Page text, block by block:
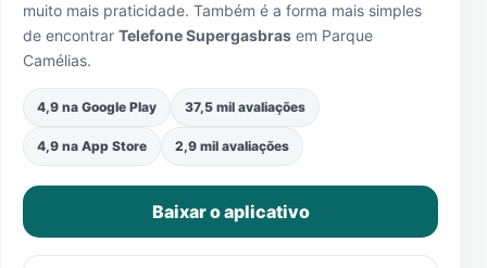
muito mais praticidade. Também é a forma mais simples
de encontrar Telefone Supergasbras em Parque
Camélias.
4,9 na Google Play 37,5 mil avaliações
4,9 na App Store 2,9 mil avaliações
Baixar o aplicativo